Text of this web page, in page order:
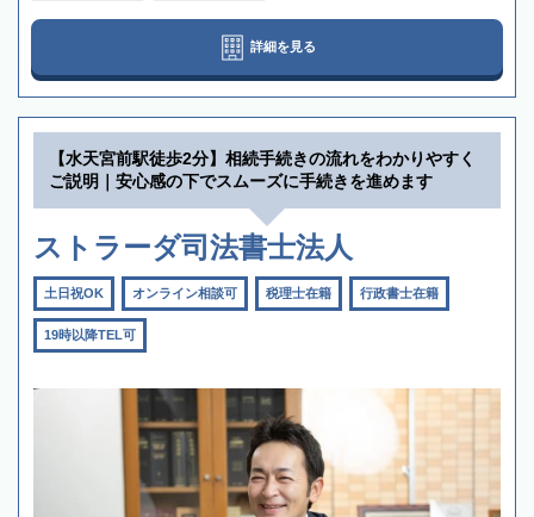
詳細を見る
【水天宮前駅徒歩2分】相続手続きの流れをわかりやすく
ご説明｜安心感の下でスムーズに手続きを進めます
ストラーダ司法書士法人
土日祝OK オンライン相談可 税理士在籍 行政書士在籍
19時以降TEL可